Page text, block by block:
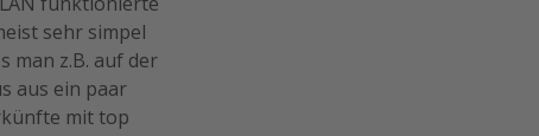
sehr simpel
man z.B. auf der
aus ein paar
mit top